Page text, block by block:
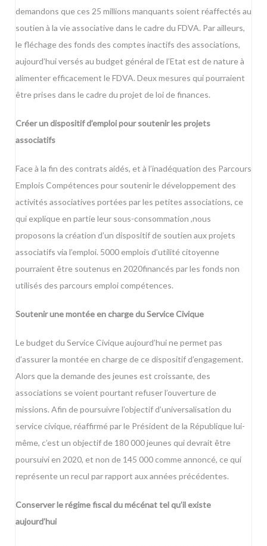
demandons que ces 25 millions manquants soient réaffectés au
soutien à la vie associative dans le cadre du FDVA. Par ailleurs,
le fléchage des fonds des comptes inactifs des associations,
aujourd’hui versés au budget général de l’Etat est de nature à
alimenter efficacement le FDVA. Deux mesures qui pourraient
être prises dans le cadre du projet de loi de finances.
Créer un dispositif d’emploi pour soutenir les projets
associatifs
Face à la fin des contrats aidés, et à l’inadéquation des Parcours
Emplois Compétences pour soutenir le développement des
activités associatives portées par les petites associations, ce
qui explique en partie leur sous-consommation ,nous
proposons la création d’un dispositif de soutien aux projets
associatifs via l’emploi. 5000 emplois d’utilité citoyenne
pourraient être soutenus en 2020financés par les fonds non
utilisés des parcours emploi compétences.
Soutenir une montée en charge du Service Civique
Le budget du Service Civique aujourd’hui ne permet pas
d’assurer la montée en charge de ce dispositif d’engagement.
Alors que la demande des jeunes est croissante, des
associations se voient pourtant refuser l’ouverture de
missions. Afin de poursuivre l’objectif d’universalisation du
service civique, réaffirmé par le Président de la République lui-
même, c’est un objectif de 180 000 jeunes qui devrait être
poursuivi en 2020, et non de 145 000 comme annoncé, ce qui
représente un recul par rapport aux années précédentes.
Conserver le régime fiscal du mécénat tel qu’il existe
aujourd’hui